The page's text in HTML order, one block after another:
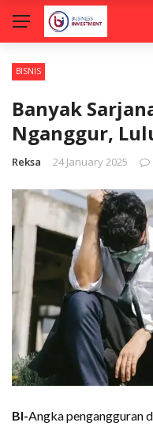
BISNIS
Banyak
Nganggur,
Reksa 24 January 2025
BI-Angka pengangguran